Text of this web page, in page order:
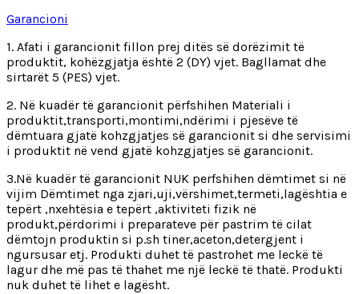
Garancioni
1. Afati i garancionit fillon prej ditës së dorëzimit të
produktit, kohëzgjatja është 2 (DY) vjet. Bagllamat dhe
sirtarët 5 (PES) vjet.
2. Në kuadër të garancionit përfshihen Materiali i
produktit,transporti,montimi,ndërimi i pjesëve të
dëmtuara gjatë kohzgjatjes së garancionit si dhe servisimi
i produktit në vend gjatë kohzgjatjes së garancionit.
3.Në kuadër të garancionit NUK perfshihen dëmtimet si në
vijim Dëmtimet nga zjari,uji,vërshimet,termeti,lagështia e
tepërt ,nxehtësia e tepërt ,aktiviteti fizik në
produkt,përdorimi i preparateve për pastrim të cilat
dëmtojn produktin si p.sh tiner,aceton,detergjent i
ngursusar etj. Produkti duhet të pastrohet me leckë të
lagur dhe më pas të thahet me një leckë të thatë. Produkti
nuk duhet të lihet e lagësht.